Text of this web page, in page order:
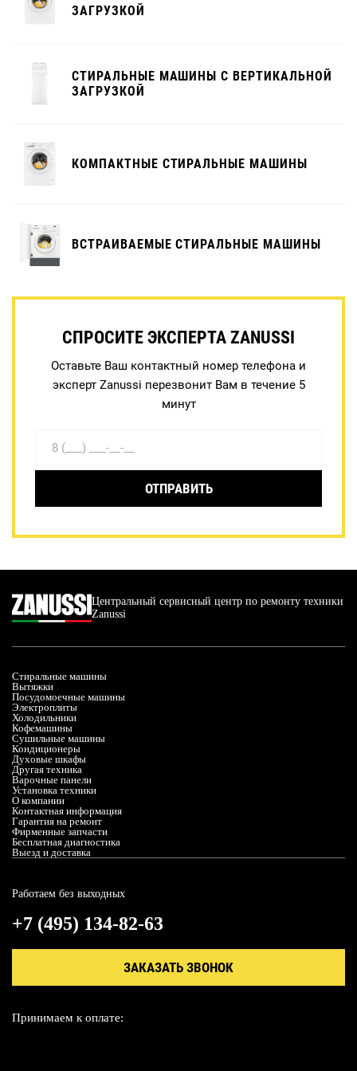
ЗАГРУЗКОЙ
СТИРАЛЬНЫЕ МАШИНЫ С ВЕРТИКАЛЬНОЙ
ЗАГРУЗКОЙ
КОМПАКТНЫЕ СТИРАЛЬНЫЕ МАШИНЫ
ВСТРАИВАЕМЫЕ СТИРАЛЬНЫЕ МАШИНЫ
СПРОСИТЕ ЭКСПЕРТА ZANUSSI
Оставьте Ваш контактный номер телефона и
эксперт Zanussi перезвонит Вам в течение 5
минут
ОТПРАВИТЬ
Центральный сервисный центр по ремонту техники
Zanussi
Стиральные машины
Вытяжки
Посудомоечные машины
Электроплиты
Холодильники
Кофемашины
Сушильные машины
Кондиционеры
Духовые шкафы
Другая техника
Варочные панели
Установка техники
О компании
Контактная информация
Гарантия на ремонт
Фирменные запчасти
Бесплатная диагностика
Выезд и доставка
Работаем без выходных
+7 (495) 134-82-63
ЗАКАЗАТЬ ЗВОНОК
Принимаем к оплате: